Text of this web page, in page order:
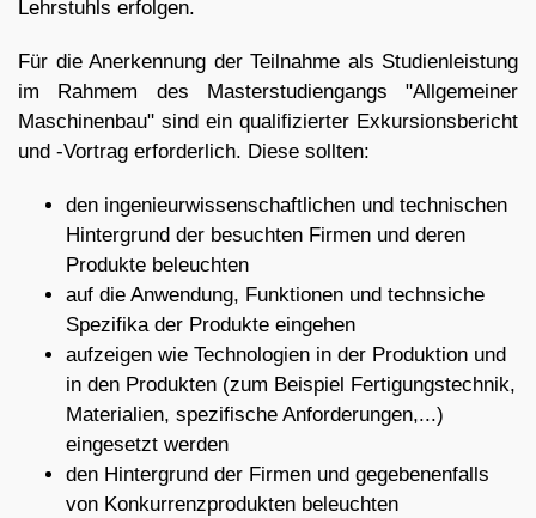
Lehrstuhls erfolgen.
Für die Anerkennung der Teilnahme als Studienleistung
im Rahmem des Masterstudiengangs "Allgemeiner
Maschinenbau" sind ein qualifizierter Exkursionsbericht
und -Vortrag erforderlich. Diese sollten:
den ingenieurwissenschaftlichen und technischen
Hintergrund der besuchten Firmen und deren
Produkte beleuchten
auf die Anwendung, Funktionen und technsiche
Spezifika der Produkte eingehen
aufzeigen wie Technologien in der Produktion und
in den Produkten (zum Beispiel Fertigungstechnik,
Materialien, spezifische Anforderungen,...)
eingesetzt werden
den Hintergrund der Firmen und gegebenenfalls
von Konkurrenzprodukten beleuchten